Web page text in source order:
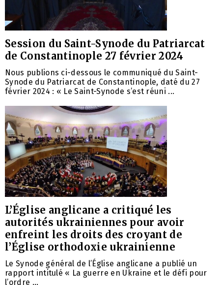
Session du Saint-Synode du Patriarcat
de Constantinople 27 février 2024
Nous publions ci-dessous le communiqué du Saint-
Synode du Patriarcat de Constantinople, daté du 27
février 2024 : « Le Saint-Synode s’est réuni ...
L’Église anglicane a critiqué les
autorités ukrainiennes pour avoir
enfreint les droits des croyant de
l’Église orthodoxie ukrainienne
Le Synode général de l’Église anglicane a publié un
rapport intitulé « La guerre en Ukraine et le défi pour
l’ordre ...